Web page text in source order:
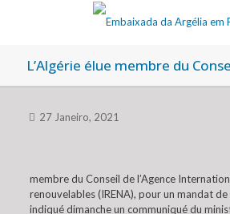
L’Algérie élue membre du
27 Janeiro, 2021
membre du Conseil de l’Agence
renouvelables (IRENA), pour un mandat de
indiqué dimanche un communiqué du